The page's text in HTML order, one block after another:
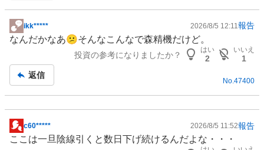
掲
示
事
ikk***** 2026/8/5 12:11 報告
なんだかなあ😕そんなこんなで森精機だけど。
投資の参考になりましたか？
はい
2
いいえ
1
返信
No.47400
掲
示
c60***** 2026/8/5 11:52報告
ここは一旦陰線引くと数日下げ続けるんだよな・・・